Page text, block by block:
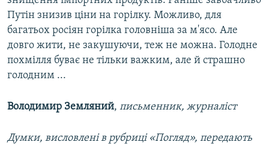
Путін знизив ціни на горілку. Можливо, для
багатьох росіян горілка головніша за м'ясо. Але
довго жити, не закушуючи, теж не можна. Голодне
похмілля буває не тільки важким, але й страшно
голодним ...
Володимир Земляний, письменник, журналіст
Думки, висловлені в рубриці «Погляд», передають